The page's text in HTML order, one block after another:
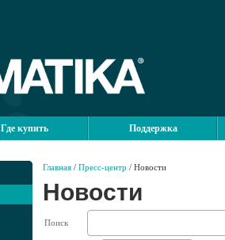
Где купить Поддержка
Главная / Пресс-центр / Новости
Новости
Поиск